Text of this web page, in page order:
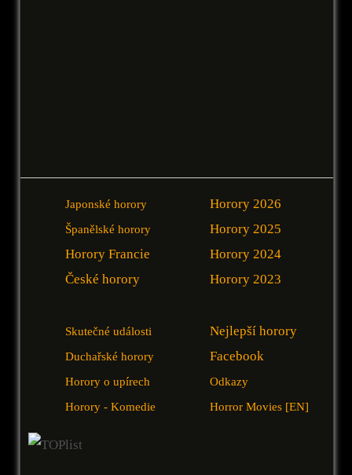
Japonské horory
Španělské horory
Horory Francie
České horory
Horory 2026
Horory 2025
Horory 2024
Horory 2023
Skutečné události
Duchařské horory
Horory o upírech
Horory - Komedie
Nejlepší horory
Facebook
Odkazy
Horror Movies [EN]